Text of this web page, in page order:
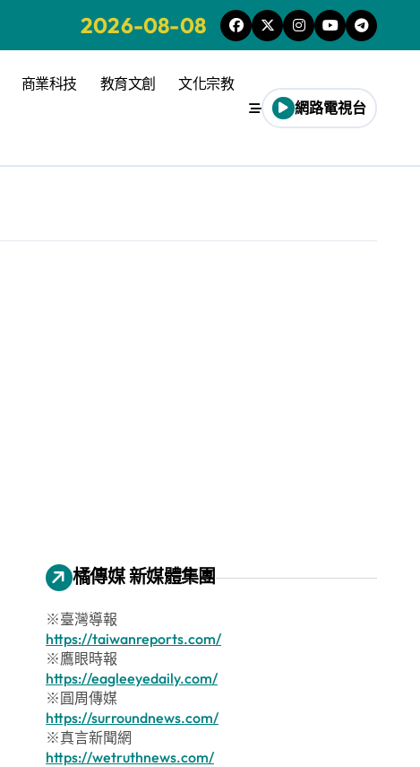
2026-08-08
商業科技 教育文創 文化宗教
網路電視台
橘傳媒 新媒體集團
※臺灣導報
https://taiwanreports.com/
※鷹眼時報
https://eagleeyedaily.com/
※圓周傳媒
https://surroundnews.com/
※真言新聞網
https://wetruthnews.com/